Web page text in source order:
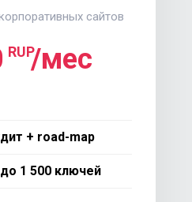
сайтов
RUP/мес
+ road-map
1 500 ключей